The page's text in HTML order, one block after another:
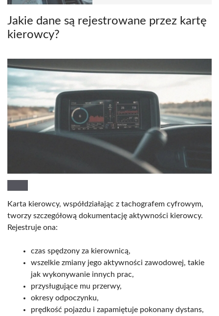
Jakie dane są rejestrowane przez kartę
kierowcy?
Karta kierowcy, współdziałając z tachografem cyfrowym,
tworzy szczegółową dokumentację aktywności kierowcy.
Rejestruje ona:
czas spędzony za kierownicą,
wszelkie zmiany jego aktywności zawodowej, takie
jak wykonywanie innych prac,
przysługujące mu przerwy,
okresy odpoczynku,
prędkość pojazdu i zapamiętuje pokonany dystans,